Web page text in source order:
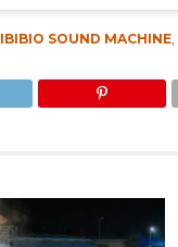
IBIBIO SOUND MACHINE,